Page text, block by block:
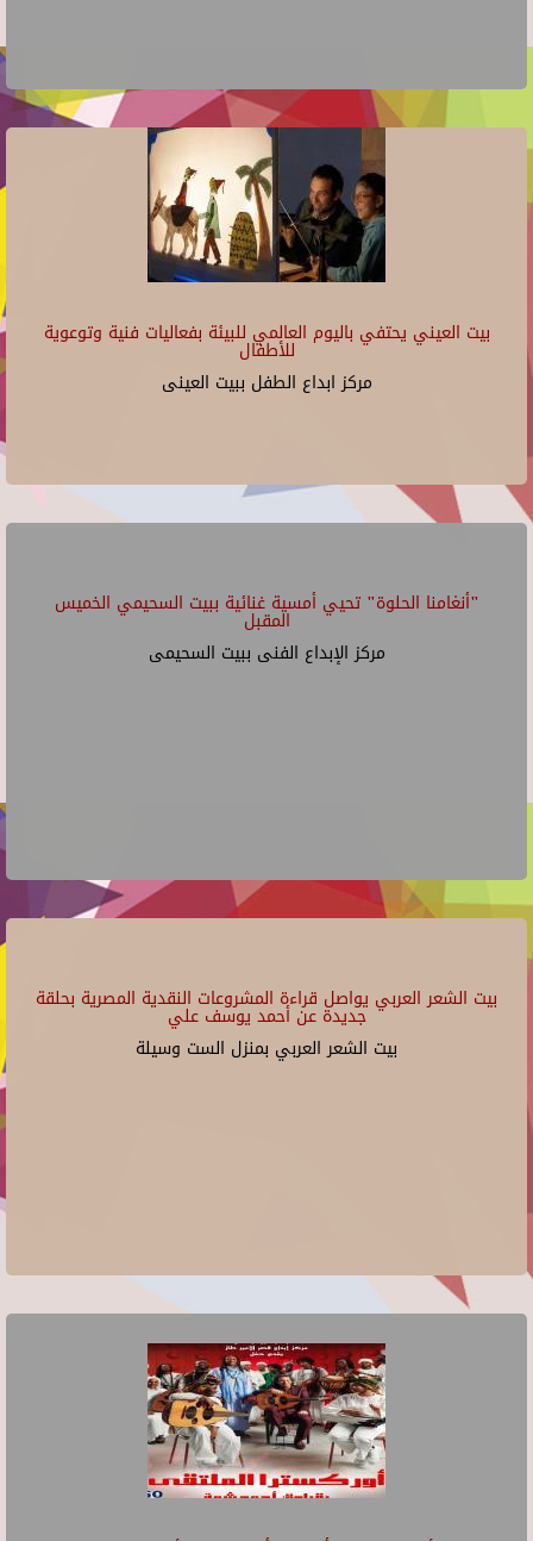
بيت العيني يحتفي باليوم العالمي للبيئة بفعاليات فنية وتوعوية
للأطفال
مركز ابداع الطفل ببيت العينى
"أنغامنا الحلوة" تحيي أمسية غنائية ببيت السحيمي الخميس
المقبل
مركز الإبداع الفنى ببيت السحيمى
بيت الشعر العربي يواصل قراءة المشروعات النقدية المصرية بحلقة
جديدة عن أحمد يوسف علي
بيت الشعر العربي بمنزل الست وسيلة